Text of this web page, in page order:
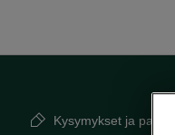
Kysymykset ja palaute